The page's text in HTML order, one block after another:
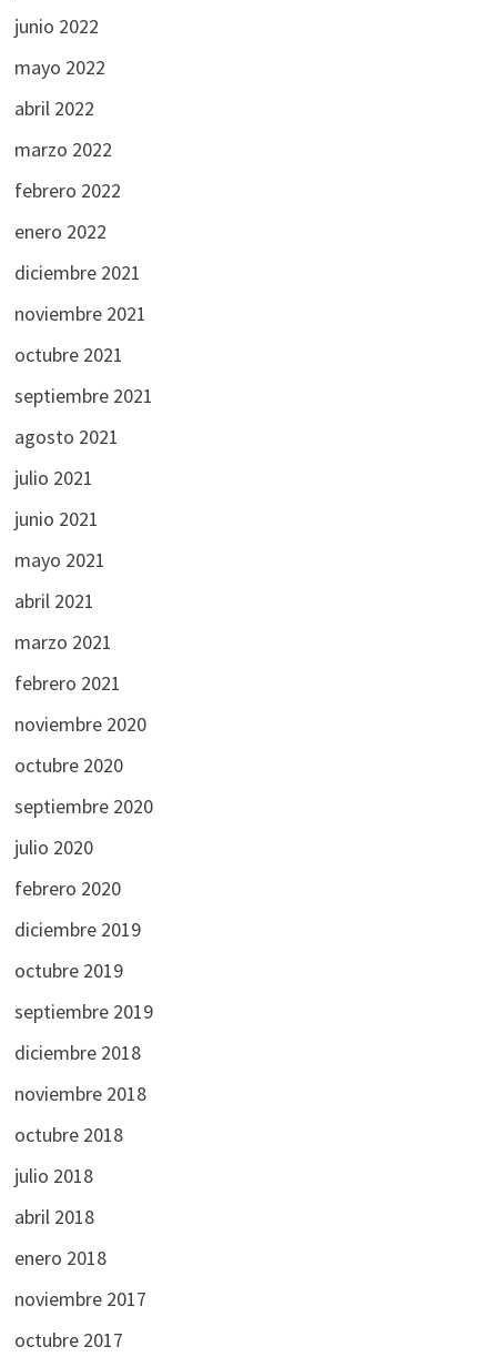
junio 2022
mayo 2022
abril 2022
marzo 2022
febrero 2022
enero 2022
diciembre 2021
noviembre 2021
octubre 2021
septiembre 2021
agosto 2021
julio 2021
junio 2021
mayo 2021
abril 2021
marzo 2021
febrero 2021
noviembre 2020
octubre 2020
septiembre 2020
julio 2020
febrero 2020
diciembre 2019
octubre 2019
septiembre 2019
diciembre 2018
noviembre 2018
octubre 2018
julio 2018
abril 2018
enero 2018
noviembre 2017
octubre 2017